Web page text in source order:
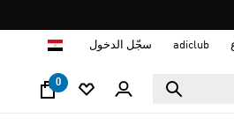
adiclub سجّل الدخول
0